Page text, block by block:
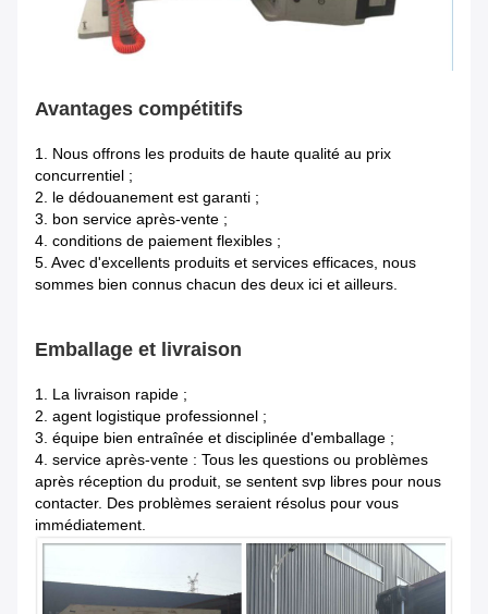
Avantages compétitifs
1. Nous offrons les produits de haute qualité au prix
concurrentiel ;
2. le dédouanement est garanti ;
3. bon service après-vente ;
4. conditions de paiement flexibles ;
5. Avec d'excellents produits et services efficaces, nous
sommes bien connus chacun des deux ici et ailleurs.
Emballage et livraison
1. La livraison rapide ;
2. agent logistique professionnel ;
3. équipe bien entraînée et disciplinée d'emballage ;
4. service après-vente : Tous les questions ou problèmes
après réception du produit, se sentent svp libres pour nous
contacter. Des problèmes seraient résolus pour vous
immédiatement.